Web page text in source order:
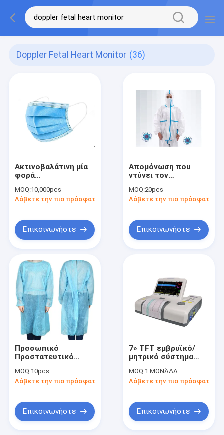
Doppler Fetal Heart Monitor (36)
Ακτινοβαλάτινη μία
φορά
μάσκα προσώπου
PPE για το COVID-19
MOQ:10,000pcs
Λάβετε την πιο πρόσφατη τιμή
Επικοινωνήστε
Απομόνωση που
ντύνει τον
προστατευτικό
εξοπλισμό αντι PPE
MOQ:20pcs
Λάβετε την πιο πρόσφατη
Επικοινωνήστε
Προσωπικό
Προστατευτικό
ιών
MOQ:10pcs
Λάβετε την πιο πρόσφατη τιμή
Επικοινωνήστε
7» TFT εμβρυϊκό/
μητρικό σύστημα
προσοχής οργάνων
ελέγχου
90 βαθμού
MOQ:1 ΜΟΝΆΔΑ
Λάβετε την πιο πρόσφατη
Επικοινωνήστε